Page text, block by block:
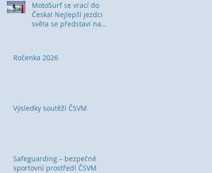
MotoSurf se vrací do
Česka! Nejlepší jezdci
světa se představí na
Ročenka 2026
Výsledky soutěží ČSVM
Safeguarding – bezpečné
sportovní prostředí ČSVM